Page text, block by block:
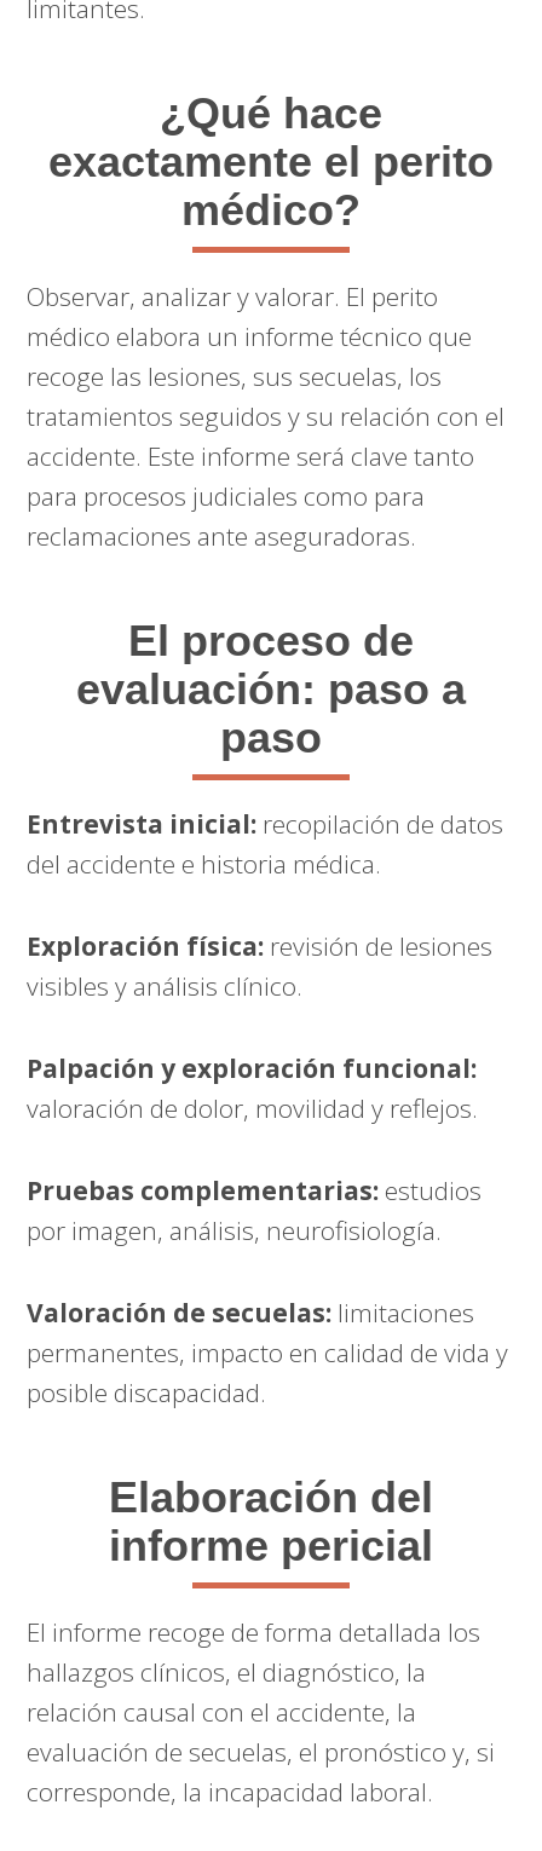
limitantes.
¿Qué hace
exactamente el perito
médico?
Observar, analizar y valorar. El perito
médico elabora un informe técnico que
recoge las lesiones, sus secuelas, los
tratamientos seguidos y su relación con el
accidente. Este informe será clave tanto
para procesos judiciales como para
reclamaciones ante aseguradoras.
El proceso de
evaluación: paso a
paso
Entrevista inicial: recopilación de datos
del accidente e historia médica.
Exploración física: revisión de lesiones
visibles y análisis clínico.
Palpación y exploración funcional:
valoración de dolor, movilidad y reflejos.
Pruebas complementarias: estudios
por imagen, análisis, neurofisiología.
Valoración de secuelas: limitaciones
permanentes, impacto en calidad de vida y
posible discapacidad.
Elaboración del
informe pericial
El informe recoge de forma detallada los
hallazgos clínicos, el diagnóstico, la
relación causal con el accidente, la
evaluación de secuelas, el pronóstico y, si
corresponde, la incapacidad laboral.